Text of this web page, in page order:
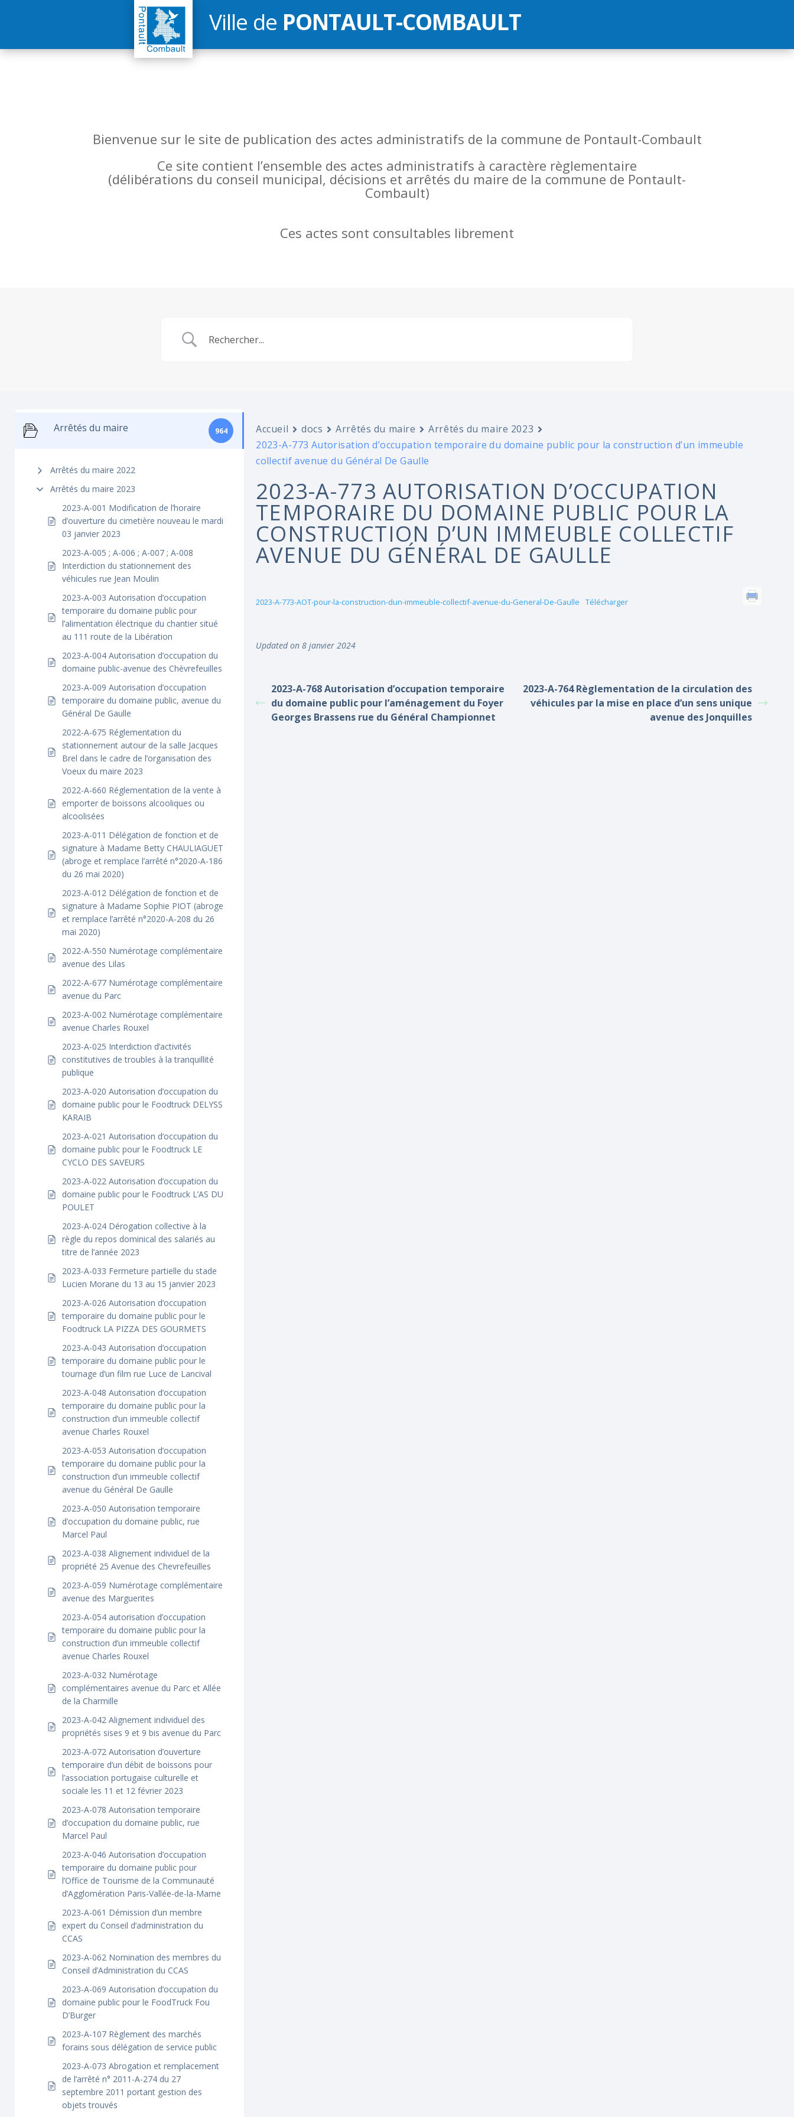
Ville de PONTAULT-COMBAULT
Bienvenue sur le site de publication des actes administratifs de la commune de Pontault-Combault
Ce site contient l’ensemble des actes administratifs à caractère règlementaire
(délibérations du conseil municipal, décisions et arrêtés du maire de la commune de Pontault-
Combault)
Ces actes sont consultables librement
Arrêtés du maire 964
Arrêtés du maire 2022
Arrêtés du maire 2023
2023-A-001 Modification de l’horaire
d’ouverture du cimetière nouveau le mardi
03 janvier 2023
2023-A-005 ; A-006 ; A-007 ; A-008
Interdiction du stationnement des
véhicules rue Jean Moulin
2023-A-003 Autorisation d’occupation
temporaire du domaine public pour
l’alimentation électrique du chantier situé
au 111 route de la Libération
2023-A-004 Autorisation d’occupation du
domaine public-avenue des Chèvrefeuilles
2023-A-009 Autorisation d’occupation
temporaire du domaine public, avenue du
Général De Gaulle
2022-A-675 Réglementation du
stationnement autour de la salle Jacques
Brel dans le cadre de l’organisation des
Voeux du maire 2023
2022-A-660 Réglementation de la vente à
emporter de boissons alcooliques ou
alcoolisées
2023-A-011 Délégation de fonction et de
signature à Madame Betty CHAULIAGUET
(abroge et remplace l’arrêté n°2020-A-186
du 26 mai 2020)
2023-A-012 Délégation de fonction et de
signature à Madame Sophie PIOT (abroge
et remplace l’arrêté n°2020-A-208 du 26
mai 2020)
2022-A-550 Numérotage complémentaire
avenue des Lilas
2022-A-677 Numérotage complémentaire
avenue du Parc
2023-A-002 Numérotage complémentaire
avenue Charles Rouxel
2023-A-025 Interdiction d’activités
constitutives de troubles à la tranquillité
publique
2023-A-020 Autorisation d’occupation du
domaine public pour le Foodtruck DELYSS
KARAIB
2023-A-021 Autorisation d’occupation du
domaine public pour le Foodtruck LE
CYCLO DES SAVEURS
2023-A-022 Autorisation d’occupation du
domaine public pour le Foodtruck L’AS DU
POULET
2023-A-024 Dérogation collective à la
règle du repos dominical des salariés au
titre de l’année 2023
2023-A-033 Fermeture partielle du stade
Lucien Morane du 13 au 15 janvier 2023
2023-A-026 Autorisation d’occupation
temporaire du domaine public pour le
Foodtruck LA PIZZA DES GOURMETS
2023-A-043 Autorisation d’occupation
temporaire du domaine public pour le
tournage d’un film rue Luce de Lancival
2023-A-048 Autorisation d’occupation
temporaire du domaine public pour la
construction d’un immeuble collectif
avenue Charles Rouxel
2023-A-053 Autorisation d’occupation
temporaire du domaine public pour la
construction d’un immeuble collectif
avenue du Général De Gaulle
2023-A-050 Autorisation temporaire
d’occupation du domaine public, rue
Marcel Paul
2023-A-038 Alignement individuel de la
propriété 25 Avenue des Chevrefeuilles
2023-A-059 Numérotage complémentaire
avenue des Marguerites
2023-A-054 autorisation d’occupation
temporaire du domaine public pour la
construction d’un immeuble collectif
avenue Charles Rouxel
2023-A-032 Numérotage
complémentaires avenue du Parc et Allée
de la Charmille
2023-A-042 Alignement individuel des
propriétés sises 9 et 9 bis avenue du Parc
2023-A-072 Autorisation d’ouverture
temporaire d’un débit de boissons pour
l’association portugaise culturelle et
sociale les 11 et 12 février 2023
2023-A-078 Autorisation temporaire
d’occupation du domaine public, rue
Marcel Paul
2023-A-046 Autorisation d’occupation
temporaire du domaine public pour
l’Office de Tourisme de la Communauté
d’Agglomération Paris-Vallée-de-la-Marne
2023-A-061 Démission d’un membre
expert du Conseil d’administration du
CCAS
2023-A-062 Nomination des membres du
Conseil d’Administration du CCAS
2023-A-069 Autorisation d’occupation du
domaine public pour le FoodTruck Fou
D’Burger
2023-A-107 Règlement des marchés
forains sous délégation de service public
2023-A-073 Abrogation et remplacement
de l’arrêté n° 2011-A-274 du 27
septembre 2011 portant gestion des
objets trouvés
Accueil docs Arrêtés du maire
Arrêtés du maire 2023
2023-A-773 Autorisation d’occupation temporaire du domaine public pour la construction d’un immeuble
collectif avenue du Général De Gaulle
2023-A-773 AUTORISATION D’OCCUPATION
TEMPORAIRE DU DOMAINE PUBLIC POUR LA
CONSTRUCTION D’UN IMMEUBLE COLLECTIF
AVENUE DU GÉNÉRAL DE GAULLE
2023-A-773-AOT-pour-la-construction-dun-immeuble-collectif-avenue-du-General-De-Gaulle Télécharger
Updated on 8 janvier 2024
2023-A-768 Autorisation d’occupation temporaire
du domaine public pour l’aménagement du Foyer
Georges Brassens rue du Général Championnet
2023-A-764 Règlementation de la circulation des
véhicules par la mise en place d’un sens unique
avenue des Jonquilles